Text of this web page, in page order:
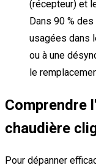
(récepteur) et
Dans 90 %
usagées dans
ou à une
le
Comprendre
chaudière
Pour dépanner